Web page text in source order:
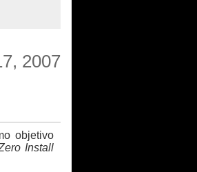
2007
objetivo
Install